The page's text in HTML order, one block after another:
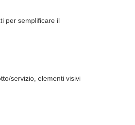
per semplificare il
servizio, elementi visivi